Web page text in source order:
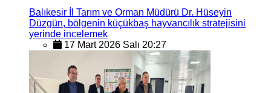
Balıkesir İl Tarım ve Orman Müdürü Dr. Hüseyin
Düzgün, bölgenin küçükbaş hayvancılık stratejisini
yerinde incelemek
17 Mart 2026 Salı 20:27